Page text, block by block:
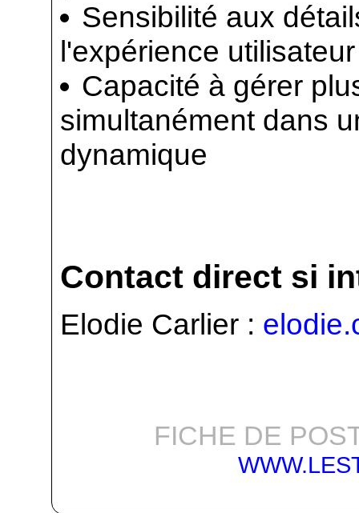
Sensibilité aux
l'expérience utilisateur
Capacité à gérer
simultanément dans
dynamique
Contact direct si
Elodie Carlier :
FICHE DE